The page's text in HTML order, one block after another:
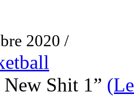
2020 /
Shit 1”